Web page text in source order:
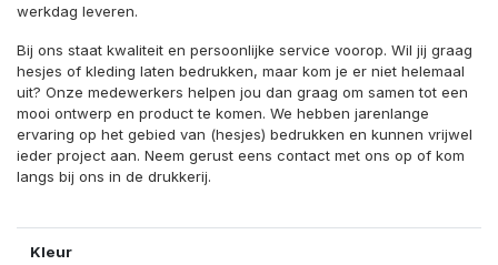
werkdag leveren.
Bij ons staat kwaliteit en persoonlijke service voorop. Wil jij graag
hesjes of kleding laten bedrukken, maar kom je er niet helemaal
uit? Onze medewerkers helpen jou dan graag om samen tot een
mooi ontwerp en product te komen. We hebben jarenlange
ervaring op het gebied van (hesjes) bedrukken en kunnen vrijwel
ieder project aan. Neem gerust eens contact met ons op of kom
langs bij ons in de drukkerij.
Kleur